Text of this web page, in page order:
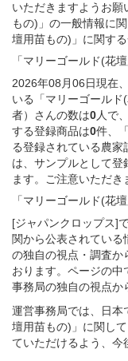
いただきますようお
もの)」の一般情報に
壇用苗もの)」に関す
「マリーゴールド(花
2026年08月06日現在
いる「マリーゴール
者）さんの数は0人で
する登録商品は0件、
る登録されている農家
は、サンプルとして
ます。ご注意いただき
「マリーゴールド(花
[ジャパンクロップス]
関から公表されてい
の独自の視点・調査か
おります。ページの
事務局の独自の視点か
運営事務局では、日本
壇用苗もの)」に関し
ていただけるよう、今